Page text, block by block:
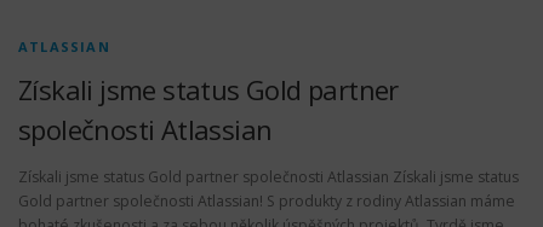
ATLASSIAN
Získali jsme status Gold partner
společnosti Atlassian
Získali jsme status Gold partner společnosti Atlassian Získali jsme status
Gold partner společnosti Atlassian! S produkty z rodiny Atlassian máme